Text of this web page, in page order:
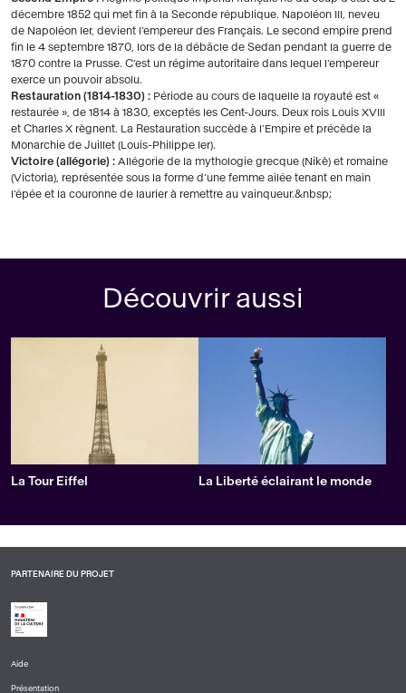
décembre 1852 qui met fin à la Seconde république. Napoléon III, neveu
de Napoléon Ier, devient l’empereur des Français. Le second empire prend
fin le 4 septembre 1870, lors de la débâcle de Sedan pendant la guerre de
1870 contre la Prusse. C’est un régime autoritaire dans lequel l’empereur
exerce un pouvoir absolu.
Restauration (1814-1830) : Période au cours de laquelle la royauté est «
restaurée », de 1814 à 1830, exceptés les Cent-Jours. Deux rois Louis XVIII
et Charles X règnent. La Restauration succède à l’Empire et précède la
Monarchie de Juillet (Louis-Philippe Ier).
Victoire (allégorie) : Allégorie de la mythologie grecque (Nikè) et romaine
(Victoria), représentée sous la forme d’une femme ailée tenant en main
l’épée et la couronne de laurier à remettre au vainqueur.&nbsp;
Découvrir aussi
La Tour Eiffel La Liberté éclairant le monde
PARTENAIRE DU PROJET
Aide
Présentation